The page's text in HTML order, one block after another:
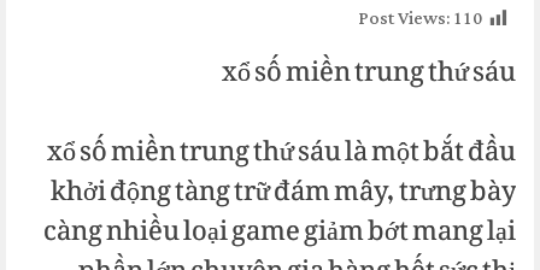
Post Views:110
xổ số miền trung thứ sáu
xổ số miền trung thứ sáu là một bắt đầu
khởi động tàng trữ đám mây, trưng bày
càng nhiều loại game giảm bớt mang lại